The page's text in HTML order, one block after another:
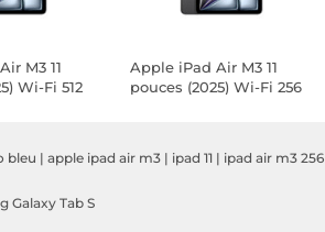
M3 11
Wi-Fi 512
Apple iPad Air M3 11
pouces (2025) Wi-Fi 256
bleu | apple ipad air m3 | ipad 11 | ipad air m3 256
Galaxy Tab S